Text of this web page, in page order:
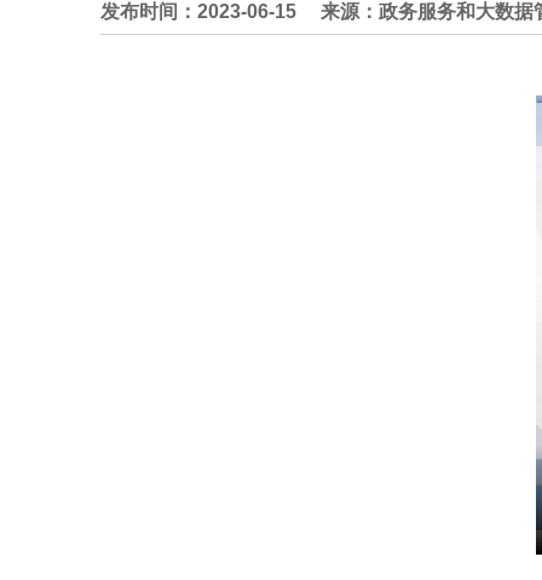
发布时间：2023-06-15 来源：政务服务和大数据